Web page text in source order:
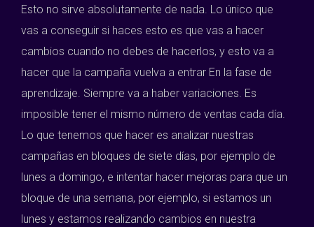
Esto no sirve absolutamente de nada. Lo único que
vas a conseguir si haces esto es que vas a hacer
cambios cuando no debes de hacerlos, y esto va a
hacer que la campaña vuelva a entrar En la fase de
aprendizaje. Siempre va a haber variaciones. Es
imposible tener el mismo número de ventas cada día.
Lo que tenemos que hacer es analizar nuestras
campañas en bloques de siete días, por ejemplo de
lunes a domingo, e intentar hacer mejoras para que un
bloque de una semana, por ejemplo, si estamos un
lunes y estamos realizando cambios en nuestra